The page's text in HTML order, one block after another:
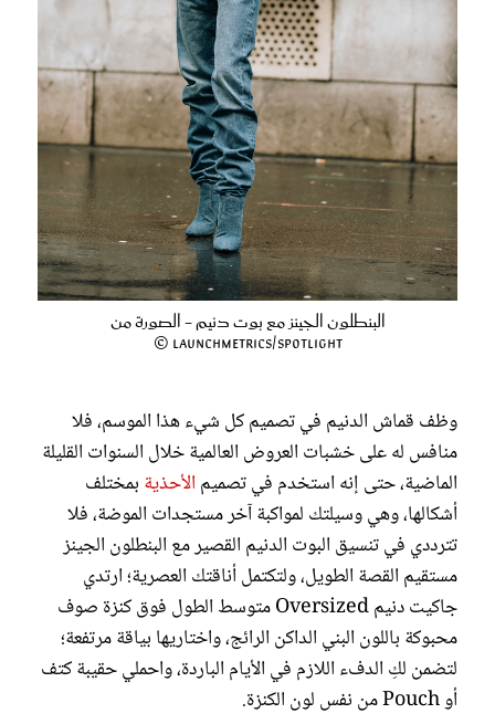
البنطلون الجينز مع بوت دنيم - الصورة من
Launchmetrics/Spotlight ©
وظف قماش الدنيم في تصميم كل شيء هذا الموسم، فلا
منافس له على خشبات العروض العالمية خلال السنوات القليلة
الماضية، حتى إنه استخدم في تصميم الأحذية بمختلف
أشكالها، وهي وسيلتك لمواكبة آخر مستجدات الموضة، فلا
تترددي في تنسيق البوت الدنيم القصير مع البنطلون الجينز
مستقيم القصة الطويل، ولتكتمل أناقتك العصرية؛ ارتدي
جاكيت دنيم Oversized متوسط الطول فوق كنزة صوف
محبوكة باللون البني الداكن الرائج، واختاريها بياقة مرتفعة؛
لتضمن لكِ الدفء اللازم في الأيام الباردة، واحملي حقيبة كتف
أو Pouch من نفس لون الكنزة.